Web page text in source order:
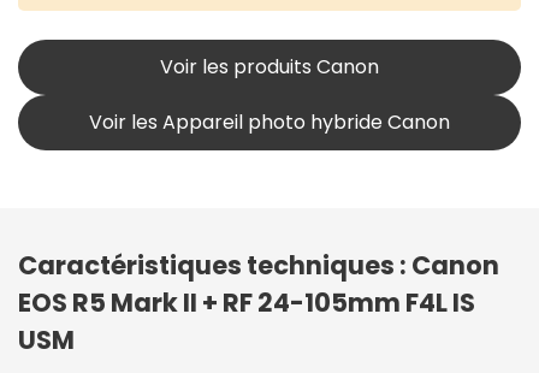
Voir les produits Canon
Voir les Appareil photo hybride Canon
Caractéristiques techniques : Canon
EOS R5 Mark II + RF 24-105mm F4L IS
USM